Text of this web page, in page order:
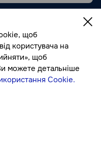
Публічна оферта
щоб
користувача на
щоб
можете детальніше
Cookie.